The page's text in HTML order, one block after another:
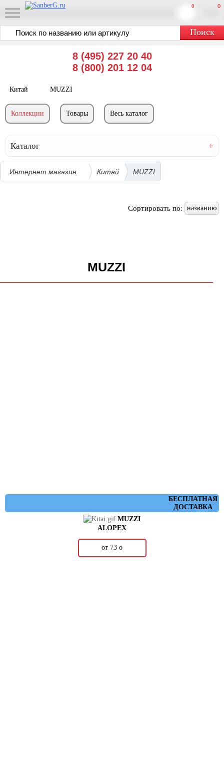
8 (495) 227 20 40
8 (800) 201 12 04
0
0
Китай MUZZI
Коллекции Товары Весь каталог
Каталог
Интернет магазин Китай MUZZI
Сортировать по: названию
MUZZI
БЕСПЛАТНАЯ
ДОСТАВКА
MUZZI
ALOPEX
от 73 о